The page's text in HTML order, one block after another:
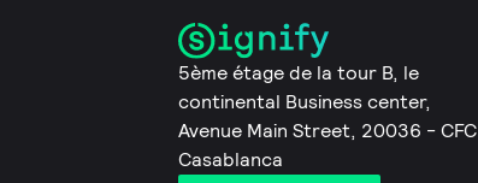
5ème étage de la tour B, le
continental Business center,
Avenue Main Street, 20036 - CFC
Casablanca